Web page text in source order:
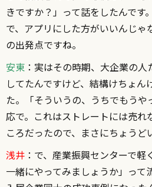
きですか？」って話をしたんです
で、アプリにした方がいいんじゃ
の出発点ですね。
安東 ：実はその時期、大企業の
してたんですけど、結構けちょん
た。「そういうの、うちでもうや
応で。これはストレートには売れ
ころだったので、まさにちょうど
浅井 ：で、産業振興センターで
一緒にやってみましょうか」って